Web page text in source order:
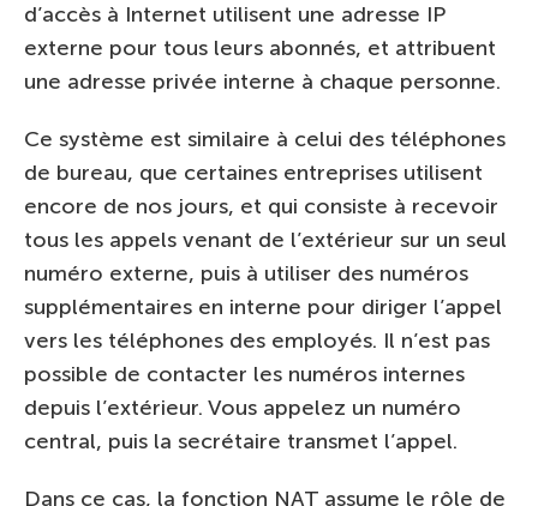
d’accès à Internet utilisent une adresse IP
externe pour tous leurs abonnés, et attribuent
une adresse privée interne à chaque personne.
Ce système est similaire à celui des téléphones
de bureau, que certaines entreprises utilisent
encore de nos jours, et qui consiste à recevoir
tous les appels venant de l’extérieur sur un seul
numéro externe, puis à utiliser des numéros
supplémentaires en interne pour diriger l’appel
vers les téléphones des employés. Il n’est pas
possible de contacter les numéros internes
depuis l’extérieur. Vous appelez un numéro
central, puis la secrétaire transmet l’appel.
Dans ce cas, la fonction NAT assume le rôle de